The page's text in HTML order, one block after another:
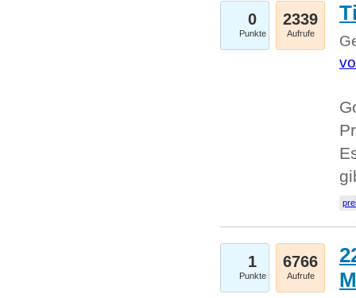
0
Punkte
2339
Aufrufe
1
Punkte
6766
Aufrufe